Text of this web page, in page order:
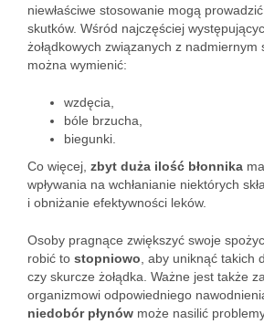
niewłaściwe stosowanie mogą
skutków. Wśród najczęściej
żołądkowych związanych z nadmiernym
można wymienić:
wzdęcia,
bóle brzucha,
biegunki.
Co więcej, zbyt duża ilość błonnika
wpływania na wchłanianie niektórych
i obniżanie efektywności leków.
Osoby pragnące zwiększyć swoje
robić to stopniowo , aby uniknąć takich
czy skurcze żołądka. Ważne jest także
organizmowi odpowiedniego
niedobór płynów może nasilić